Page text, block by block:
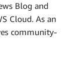
Blog and
Cloud. As an
community-